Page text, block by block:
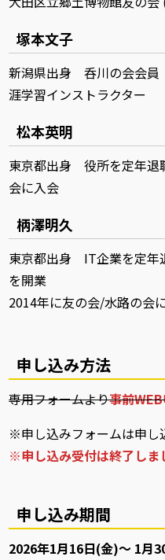
塚本文子
新潟県出身 呑川の会会
涯学習インストラクター
松本英明
東京都出身 役所を定年退
会に入会
柄澤明久
東京都出身 IT企業を定年
を開業
2014年に友の会/水路の会
申し込み方法
専用フォームより事前
※申し込みフォームは申し
※申し込み受付は終了しま
申し込み期間
2026年1月16日(金)～ 1月